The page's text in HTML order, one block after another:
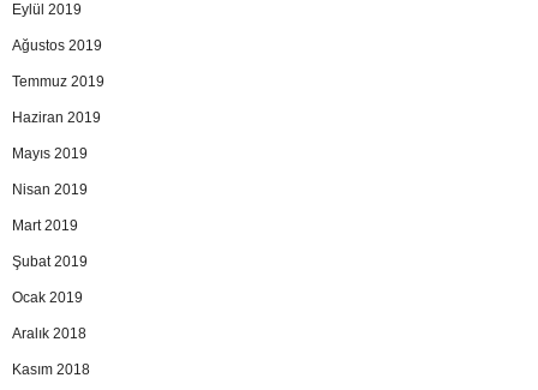
Eylül 2019
Ağustos 2019
Temmuz 2019
Haziran 2019
Mayıs 2019
Nisan 2019
Mart 2019
Şubat 2019
Ocak 2019
Aralık 2018
Kasım 2018